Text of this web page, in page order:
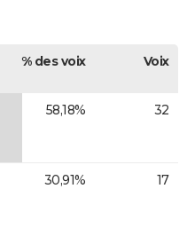
% des voix Voix
58,18% 32
30,91% 17